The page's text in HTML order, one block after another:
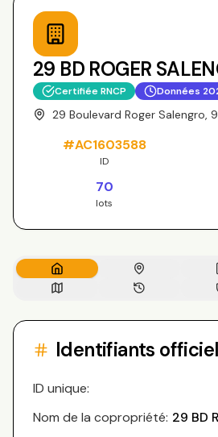
29 BD ROGER
Certifiée RNCP Données
29 Boulevard Roger Salengro,
#AC1603588
ID
70
lots
Identifiants
ID unique:
Nom de la copropriété: 29 BD